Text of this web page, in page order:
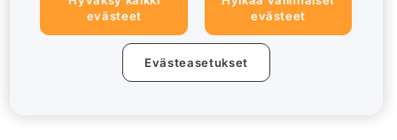
evästeet
evästeet
Evästeasetukset